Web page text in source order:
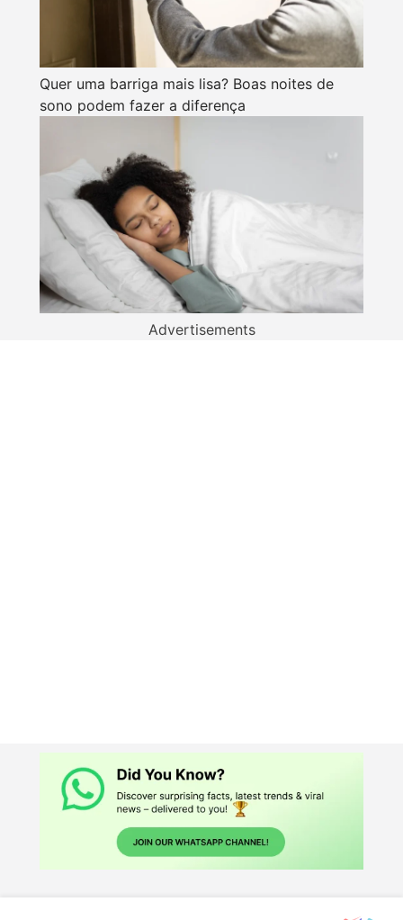
Quer uma barriga mais lisa? Boas noites de
sono podem fazer a diferença
Advertisements